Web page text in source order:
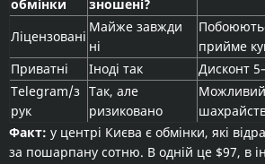
обмінки зношені?
Ліцензовані
Майже завжди
ні
прийме
Приватні
Іноді так
Дисконт
Telegram/з
рук
Так, але
ризиковано
Факт: у центрі Києва є обмінки, які
за пошарпану сотню. В одній це $97, в